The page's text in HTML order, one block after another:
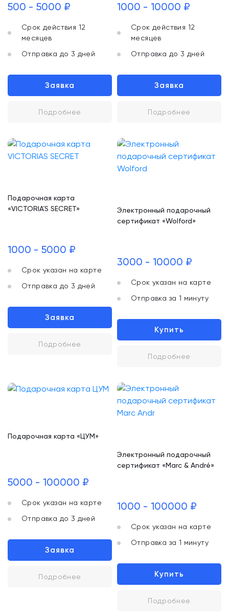
500 - 5000 ₽
Срок действия 12
месяцев
Отправка до 3 дней
Заявка
Подробнее
1000 - 10000 ₽
Срок действия 12
месяцев
Отправка до 3 дней
Заявка
Подробнее
Подарочная карта
«VICTORIA`S SECRET»
1000 - 5000 ₽
Срок указан на карте
Отправка до 3 дней
Заявка
Подробнее
Электронный подарочный
сертификат «Wolford»
3000 - 10000 ₽
Срок указан на карте
Отправка за 1 минуту
Купить
Подробнее
Подарочная карта «ЦУМ»
5000 - 100000 ₽
Срок указан на карте
Отправка до 3 дней
Заявка
Подробнее
Электронный подарочный
сертификат «Marc & André»
1000 - 100000 ₽
Срок указан на карте
Отправка за 1 минуту
Купить
Подробнее